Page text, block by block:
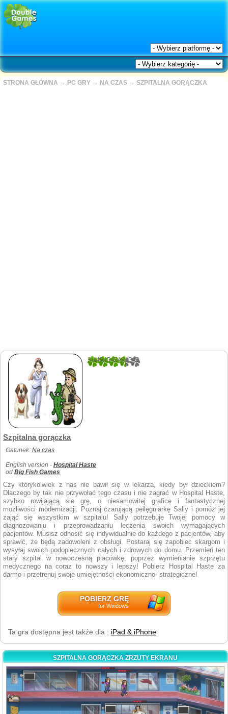
STRONA GŁÓWNA → PC GRY → NA CZAS → SZPITALNA GORĄCZKA
3.4454545454545
Szpitalna gorączka
Gatunek: Na czas
English version - Hospital Haste
od Big Fish Games
Czy którykolwiek z nas nie bawił się w lekarza, kiedy był dzieckiem?
Dlaczego by tak nie przywołać tego czasu i nie zagrać w Hospital Haste,
szybko rowijającą sie grę, o niesamowitej grafice i fantastycznej
możliwości modernizacji. Poznaj czarującą peilęgniarkę Sally i pomóż jej
zająć się wszystkim w szpitalu! Sally potrzebuje Twojej pomocy w
diagnozowaniu i przeprowadzaniu leczenia swoich wymagających
pacjentów. Musisz odnosić się indywidualnie do każdego z pacjentów, aby
sprawić, że będą zadowoleni z obsługi. Postaraj się zapobiec skargom i
wysyłaj swoich podopiecznych całych i zdrowych do domu. Przemień ten
stary szpital w nowoczesną placówkę, poprzez wymienianie szprzętu
medycznego na coraz to nowszy i lepszy! Pobierz Hospital Haste za
darmo i przetrenuj swoje umiejętności ekonomiczno- strategiczne!
POBIERZ GRĘ
for Windows
Ta gra dostępna jest także dla : iPad & iPhone
SZPITALNA GORĄCZKA ZRZUTY EKRANU